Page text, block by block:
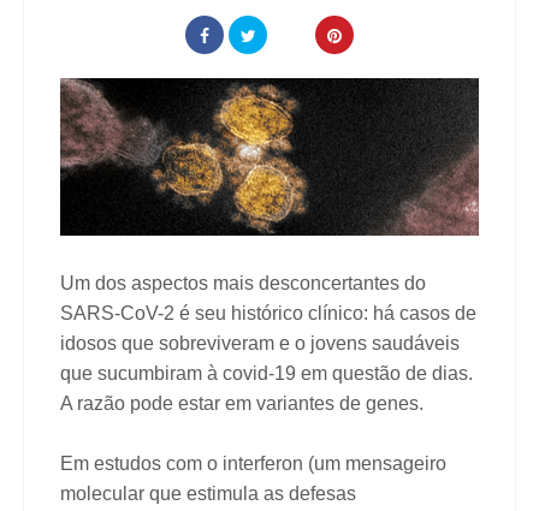
Um dos aspectos mais desconcertantes do
SARS-CoV-2 é seu histórico clínico: há casos de
idosos que sobreviveram e o jovens saudáveis
que sucumbiram à covid-19 em questão de dias.
A razão pode estar em variantes de genes.
Em estudos com o interferon (um mensageiro
molecular que estimula as defesas